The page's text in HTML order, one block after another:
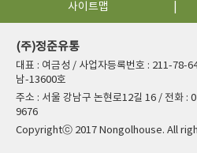
사이트맵
(주)정준유통
대표 : 여금성 / 사업자등록번호 : 211-78-
남-13600호
주소 : 서울 강남구 논현로12길 16 / 전화 :
9676
Copyrightⓒ 2017 Nongolhouse. All